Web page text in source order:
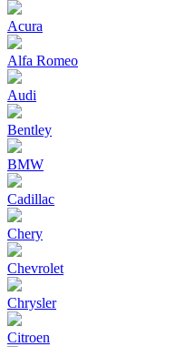
Acura
Alfa Romeo
Audi
Bentley
BMW
Cadillac
Chery
Chevrolet
Chrysler
Citroen